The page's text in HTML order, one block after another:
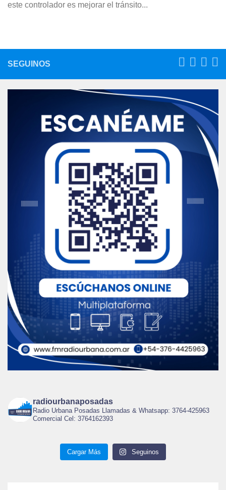
este controlador es mejorar el tránsito...
SEGUINOS
radiourbanaposadas
Radio Urbana Posadas Llamadas & Whatsapp: 3764-425963
Comercial Cel: 3764162393
Cargar Más Seguinos